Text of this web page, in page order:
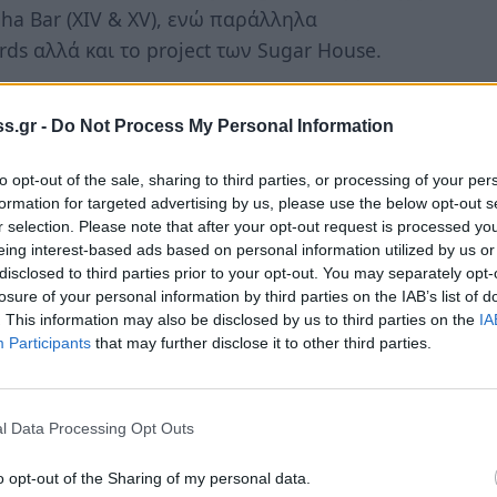
- Do Not Process My Personal Information
opt-out of the sale, sharing to third parties, or processing of your
for targeted advertising by us, please use the below opt-out
selection. Please note that after your opt-out request is processed
interest-based ads based on personal information utilized by us
to third parties prior to your opt-out. You may separately
of your personal information by third parties on the IAB’s list of
This information may also be disclosed by us to third parties on the
Participants that may further disclose it to other third parties.
Data Processing Opt Outs
opt-out of the Sharing of my personal data.
Bar (XIV & XV), ενώ παράλληλα
αλλά και το project των Sugar House.
περίοδο, σχεδιάζοντας το
και απρόσμενες συνεργασίες. Τα
Tear Us Apart» μας προϊδεάζουν για ό,τι
για το πρώτο ολοκληρωμένο του album.